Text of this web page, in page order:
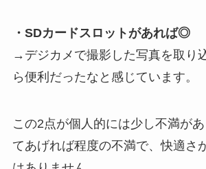
・SDカードスロットがあれば◎
→デジカメで撮影した写真を取り
ら便利だったなと感じています。
この2点が個人的には少し不満が
てあげれば程度の不満で、快適さ